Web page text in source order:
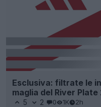
Esclusiva: filtrate le
maglia del River Plate
5 2 0 1K 2h